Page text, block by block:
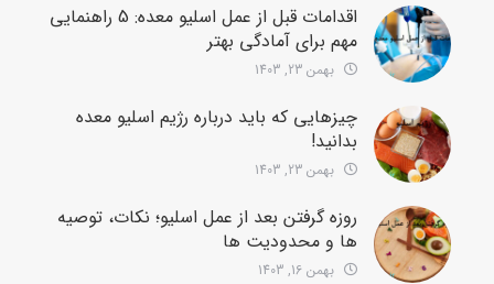
اقدامات قبل از عمل اسلیو معده: 5 راهنمایی
مهم برای آمادگی بهتر
بهمن 23, 1403
چیزهایی که باید درباره رژیم اسلیو معده
بدانید!
بهمن 23, 1403
روزه گرفتن بعد از عمل اسلیو؛ نکات، توصیه
ها و محدودیت ها
بهمن 16, 1403